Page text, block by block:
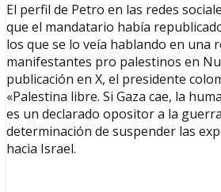
El perfil de Petro en las redes
que el mandatario había
los que se lo veía hablando en una
manifestantes pro palestinos en
publicación en X, el presidente
«Palestina libre. Si Gaza cae, la
es un declarado opositor a la
determinación de suspender las
hacia Israel.